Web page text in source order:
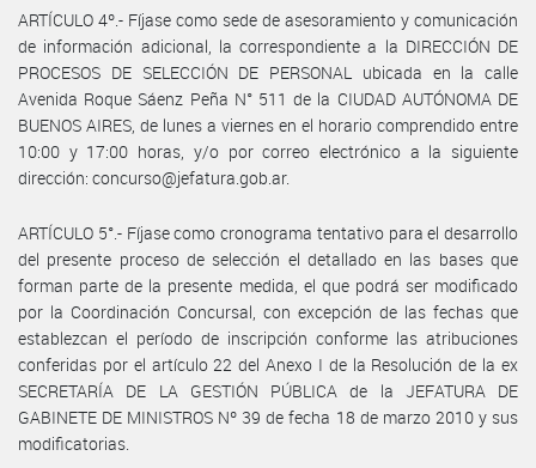
ARTÍCULO 4º.- Fíjase como sede de asesoramiento y comunicación
de información adicional, la correspondiente a la DIRECCIÓN DE
PROCESOS DE SELECCIÓN DE PERSONAL ubicada en la calle
Avenida Roque Sáenz Peña N° 511 de la CIUDAD AUTÓNOMA DE
BUENOS AIRES, de lunes a viernes en el horario comprendido entre
10:00 y 17:00 horas, y/o por correo electrónico a la siguiente
dirección: concurso@jefatura.gob.ar.
ARTÍCULO 5°.- Fíjase como cronograma tentativo para el desarrollo
del presente proceso de selección el detallado en las bases que
forman parte de la presente medida, el que podrá ser modificado
por la Coordinación Concursal, con excepción de las fechas que
establezcan el período de inscripción conforme las atribuciones
conferidas por el artículo 22 del Anexo I de la Resolución de la ex
SECRETARÍA DE LA GESTIÓN PÚBLICA de la JEFATURA DE
GABINETE DE MINISTROS Nº 39 de fecha 18 de marzo 2010 y sus
modificatorias.